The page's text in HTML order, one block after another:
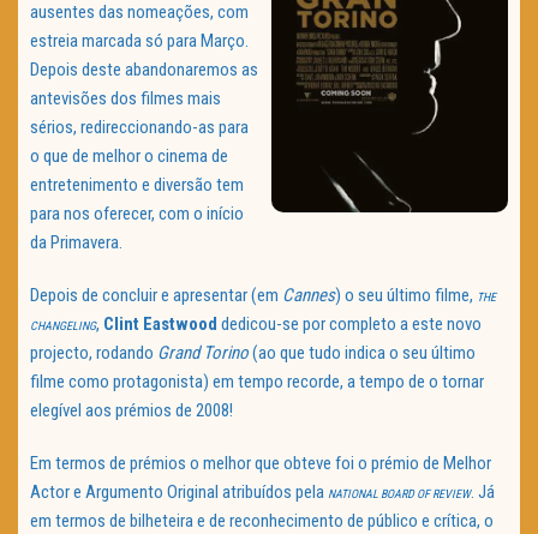
ausentes das nomeações, com
estreia marcada só para Março.
Depois deste abandonaremos as
antevisões dos filmes mais
sérios, redireccionando-as para
o que de melhor o cinema de
entretenimento e diversão tem
para nos oferecer, com o início
da Primavera.
Depois de concluir e apresentar (em Cannes) o seu último filme, THE
CHANGELING, Clint Eastwood dedicou-se por completo a este novo
projecto, rodando Grand Torino(ao que tudo indica o seu último
filme como protagonista) em tempo recorde, a tempo de o tornar
elegível aos prémios de 2008!
Em termos de prémios o melhor que obteve foi o prémio de Melhor
Actor e Argumento Original atribuídos pela NATIONAL BOARD OF REVIEW. Já
em termos de bilheteira e de reconhecimento de público e crítica, o